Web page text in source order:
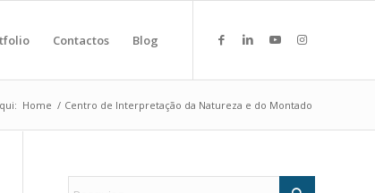
Contactos Blog
Home / Centro de Interpretação da Natureza e do Montado